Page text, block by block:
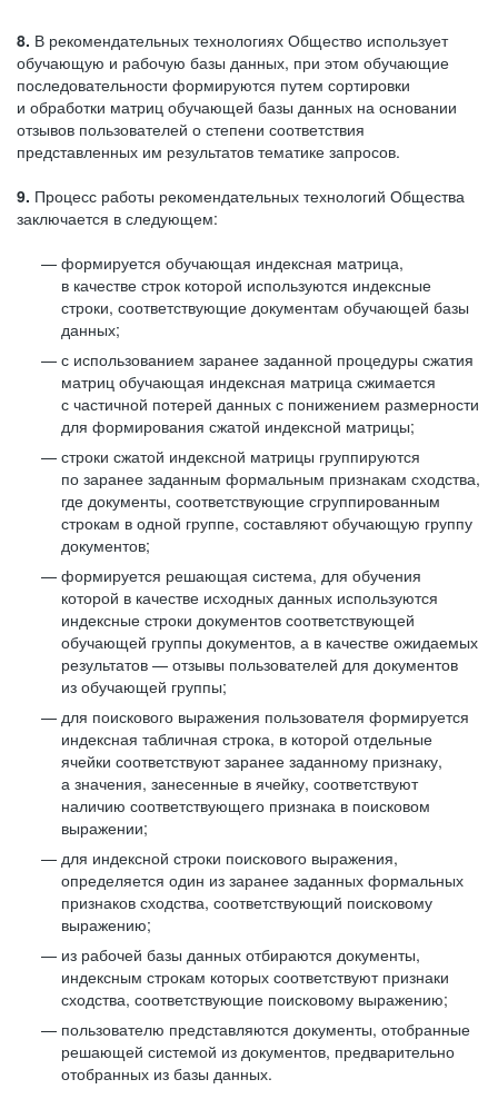
8. В рекомендательных технологиях Общество использует
обучающую и рабочую базы данных, при этом обучающие
последовательности формируются путем сортировки
и обработки матриц обучающей базы данных на основании
отзывов пользователей о степени соответствия
представленных им результатов тематике запросов.
9. Процесс работы рекомендательных технологий Общества
заключается в следующем:
формируется обучающая индексная матрица,
в качестве строк которой используются индексные
строки, соответствующие документам обучающей базы
данных;
с использованием заранее заданной процедуры сжатия
матриц обучающая индексная матрица сжимается
с частичной потерей данных с понижением размерности
для формирования сжатой индексной матрицы;
строки сжатой индексной матрицы группируются
по заранее заданным формальным признакам сходства,
где документы, соответствующие сгруппированным
строкам в одной группе, составляют обучающую группу
документов;
формируется решающая система, для обучения
которой в качестве исходных данных используются
индексные строки документов соответствующей
обучающей группы документов, а в качестве ожидаемых
результатов — отзывы пользователей для документов
из обучающей группы;
для поискового выражения пользователя формируется
индексная табличная строка, в которой отдельные
ячейки соответствуют заранее заданному признаку,
а значения, занесенные в ячейку, соответствуют
наличию соответствующего признака в поисковом
выражении;
для индексной строки поискового выражения,
определяется один из заранее заданных формальных
признаков сходства, соответствующий поисковому
выражению;
из рабочей базы данных отбираются документы,
индексным строкам которых соответствуют признаки
сходства, соответствующие поисковому выражению;
пользователю представляются документы, отобранные
решающей системой из документов, предварительно
отобранных из базы данных.